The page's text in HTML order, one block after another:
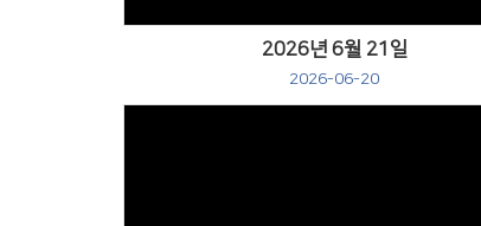
2026년 6월 21일
2026-06-20